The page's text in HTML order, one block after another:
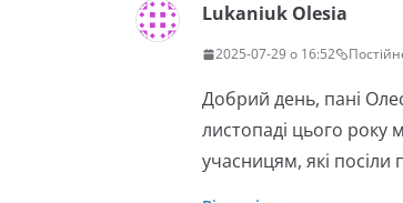
Lukaniuk Olesia
2025-07-29 о 16:52
Добрий день, пані
листопаді цього року
учасницям, які посіли